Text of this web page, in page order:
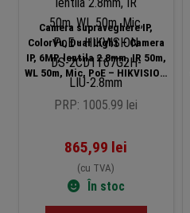
Camera supraveghere IP,
ColorVu, Dual Light – Camera
IP, 6MP, lentila 2.8mm, IR 50m,
WL 50m, Mic, PoE – HIKVISION
DS-2CD1T67G2H-LIU-2.8mm
PRP: 1005.99 lei
865,99 lei
(cu TVA)
În stoc